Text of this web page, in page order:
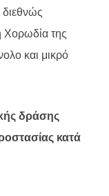
διεθνώς
Χορωδία της
και μικρό
δράσης
κατά